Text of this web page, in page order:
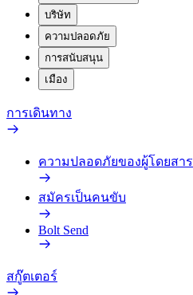
บริษัท
ความปลอดภัย
การสนับสนุน
เมือง
การเดินทาง
ความปลอดภัยของผู้โดยสาร
สมัครเป็นคนขับ
Bolt Send
สกู๊ตเตอร์